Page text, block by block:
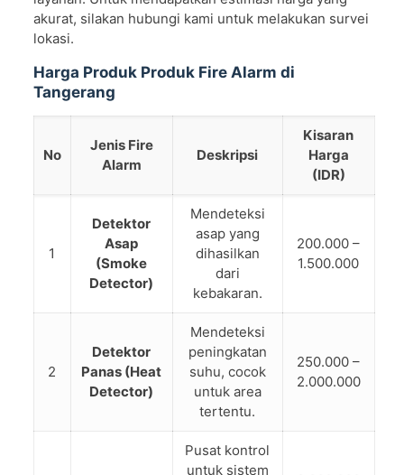
akurat, silakan hubungi kami untuk melakukan survei
lokasi.
Harga Produk Produk Fire Alarm di
Tangerang
No
Jenis Fire
Alarm
Deskripsi
Kisaran
Harga
(IDR)
1
Detektor
Asap
(Smoke
Detector)
Mendeteksi
asap yang
dihasilkan
dari
kebakaran.
200.000 –
1.500.000
2
Detektor
Panas (Heat
Detector)
Mendeteksi
peningkatan
suhu, cocok
untuk area
tertentu.
250.000 –
2.000.000
Pusat kontrol
untuk sistem